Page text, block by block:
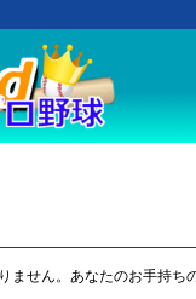
ません。あなたのお手持ち